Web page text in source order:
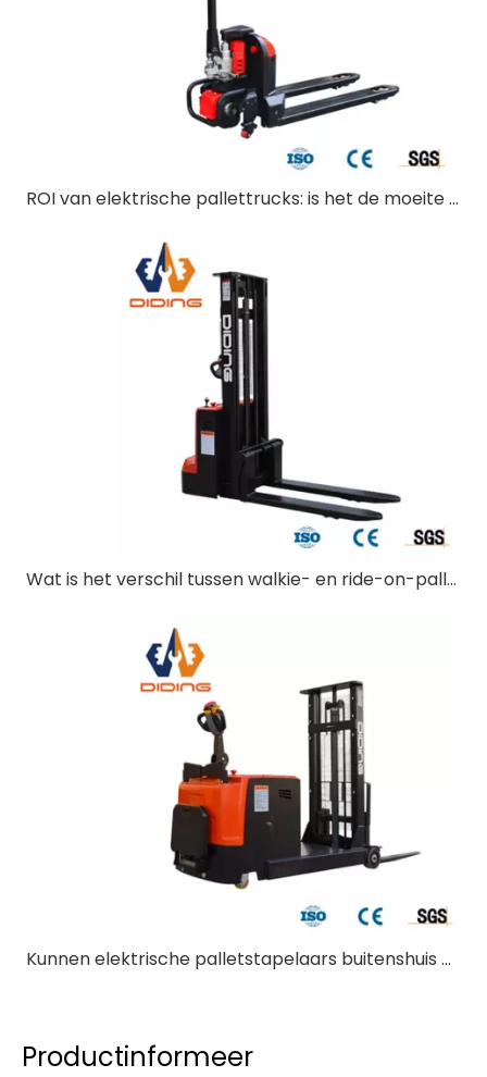
ROI van elektrische pallettrucks: is het de moeite waard om te investeren?
Wat is het verschil tussen walkie- en ride-on-palletstapelaars?
Kunnen elektrische palletstapelaars buitenshuis worden gebruikt?
Productinformeer